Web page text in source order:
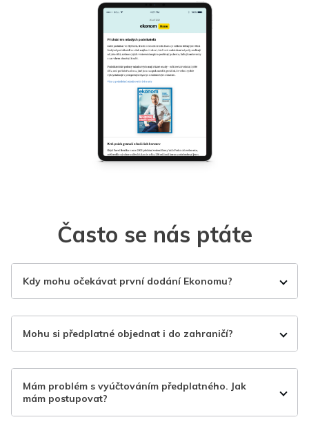
Často se nás ptáte
Kdy mohu očekávat první dodání Ekonomu?
Mohu si předplatné objednat i do zahraničí?
Mám problém s vyúčtováním předplatného. Jak
mám postupovat?